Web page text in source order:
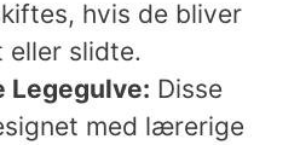
hvis de bliver
eller slidte.
Legegulve: Disse
med lærerige